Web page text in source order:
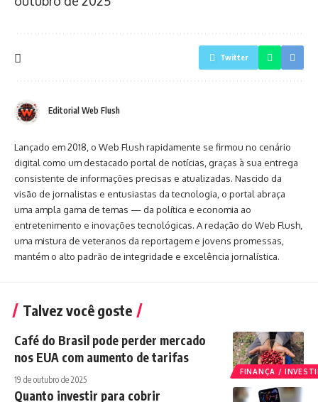
Twitter
Editorial Web Flush
Lançado em 2018, o Web Flush rapidamente se firmou no cenário
digital como um destacado portal de notícias, graças à sua entrega
consistente de informações precisas e atualizadas. Nascido da
visão de jornalistas e entusiastas da tecnologia, o portal abraça
uma ampla gama de temas — da política e economia ao
entretenimento e inovações tecnológicas. A redação do Web Flush,
uma mistura de veteranos da reportagem e jovens promessas,
mantém o alto padrão de integridade e excelência jornalística.
Talvez você goste
FINANÇA /
Café do Brasil pode perder mercado
nos EUA com aumento de tarifas
19 de outubro de 2025
Quanto investir para cobrir